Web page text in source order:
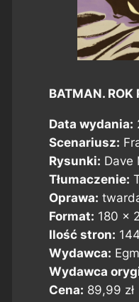
BATMAN. ROK
Data wydania:
Scenariusz:
Rysunki: Dave
Tłumaczenie:
Oprawa:
Format: 180 x
Ilość stron: 144
Wydawca:
Wydawca
Cena: 89,99 zł